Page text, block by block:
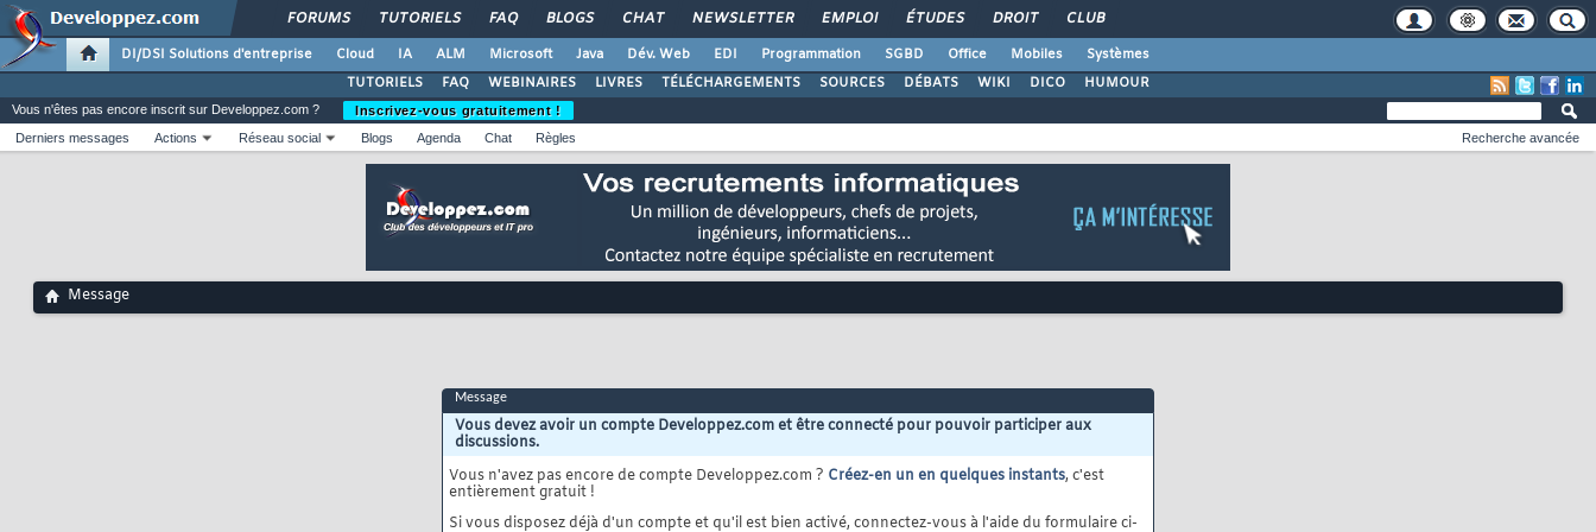
FORUMS TUTORIELS FAQ BLOGS CHAT NEWSLETTER EMPLOI ÉTUDES DROIT CLUB
DI/DSI Solutions d'entreprise Cloud IA ALM Microsoft Java Dév. Web EDI Programmation SGBD Office Mobiles
Systèmes
TUTORIELS
FAQ WEBINAIRES LIVRES TÉLÉCHARGEMENTS SOURCES DÉBATS WIKI DICO HUMOUR
Vous n'êtes pas encore inscrit sur Developpez.com ?
Inscrivez-vous gratuitement !
Derniers messages
Actions Réseau social Blogs Agenda Chat Règles Recherche avancée
Message
Message
Vous devez avoir un compte Developpez.com et être connecté pour pouvoir participer aux
discussions.
Vous n'avez pas encore de compte Developpez.com ? Créez-en un en quelques instants, c'est
entièrement gratuit !
Si vous disposez déjà d'un compte et qu'il est bien activé, connectez-vous à l'aide du formulaire ci-